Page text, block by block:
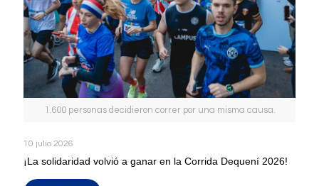
1.600 personas decidieron correr por una misma causa.
10 julio 2026
¡La solidaridad volvió a ganar en la Corrida Dequení 2026!